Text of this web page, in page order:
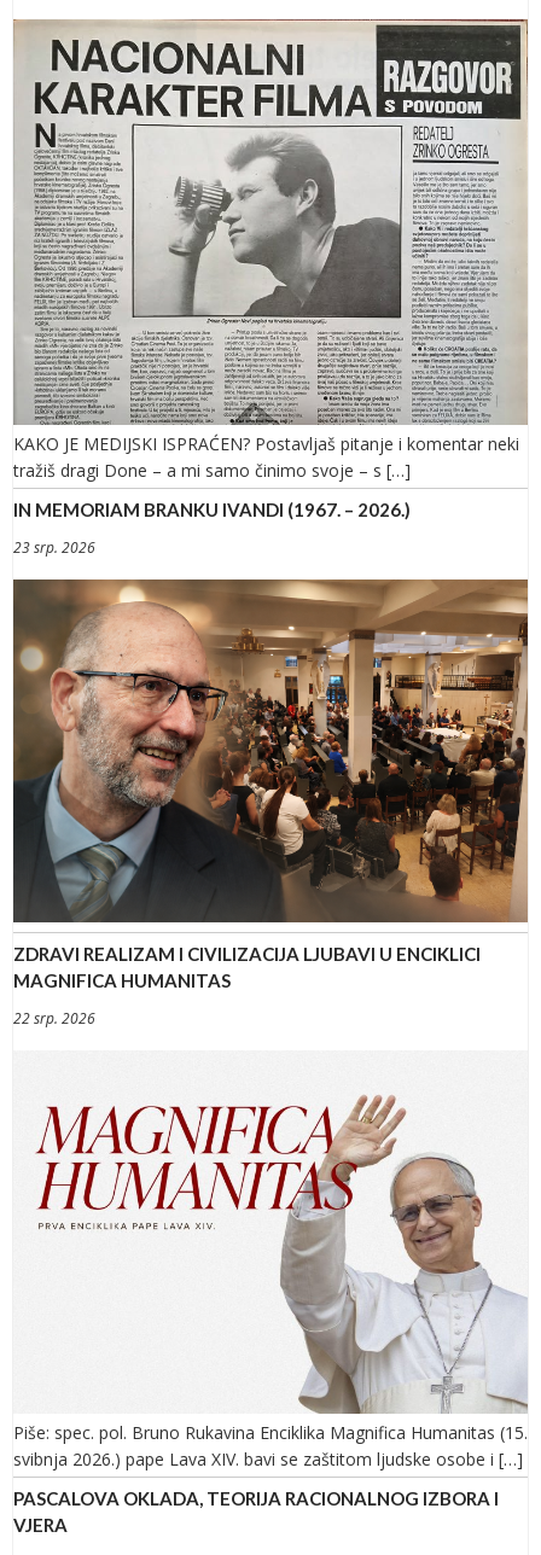
KAKO JE MEDIJSKI ISPRAĆEN? Postavljaš pitanje i komentar neki
tražiš dragi Done – a mi samo činimo svoje – s […]
IN MEMORIAM BRANKU IVANDI (1967. – 2026.)
23 srp. 2026
ZDRAVI REALIZAM I CIVILIZACIJA LJUBAVI U ENCIKLICI
MAGNIFICA HUMANITAS
22 srp. 2026
Piše: spec. pol. Bruno Rukavina Enciklika Magnifica Humanitas (15.
svibnja 2026.) pape Lava XIV. bavi se zaštitom ljudske osobe i […]
PASCALOVA OKLADA, TEORIJA RACIONALNOG IZBORA I
VJERA